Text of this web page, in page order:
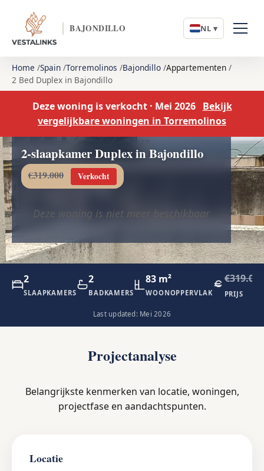
BAJONDILLO NL ▾
Home Spain Torremolinos Bajondillo Appartementen
2 Bed Duplex in Bajondillo
Deze woning is verkocht · Mei 2026
Bekijk
vergelijkbare woningen in Torremolinos
2-slaapkamer Duplex in Bajondillo
€319.000 Verkocht
Deze woning is niet meer beschikbaar
2
SLAAPKAMERS
2
BADKAMERS
83 m²
WOONOPPERVLAK
€319.000
PRIJS
Last updated: Mei 2026
Projectanalyse
Belangrijkste kenmerken van locatie, woningen,
projectfase en aandachtspunten.
Locatie